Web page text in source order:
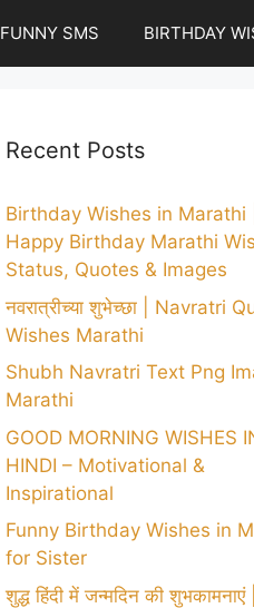
FUNNY SMS BIRTHDAY
Recent Posts
Birthday Wishes in Marathi |
Happy Birthday Marathi
Status, Quotes & Images
नवरात्रीच्या शुभेच्छा | Navratri
Wishes Marathi
Shubh Navratri Text Png
Marathi
GOOD MORNING WISHES
HINDI – Motivational &
Inspirational
Funny Birthday Wishes in
for Sister
शुद्ध हिंदी में जन्मदिन की